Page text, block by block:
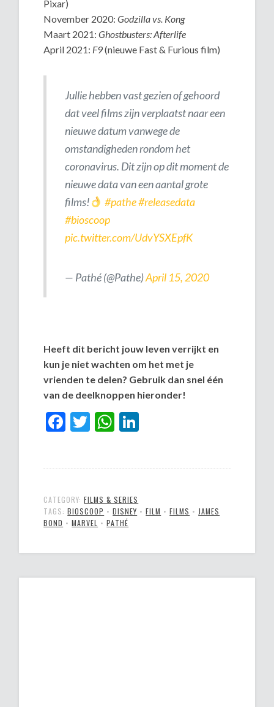
Pixar)
November 2020:Godzilla vs. Kong
Maart 2021:Ghostbusters: Afterlife
April 2021: F9(nieuwe Fast & Furious film)
Jullie hebben vast gezien of gehoord
dat veel films zijn verplaatst naar een
nieuwe datum vanwege de
omstandigheden rondom het
coronavirus. Dit zijn op dit moment de
nieuwe data van een aantal grote
films!
#pathe#releasedata
#bioscoop
pic.twitter.com/UdvYSXEpfK
— Pathé (@Pathe)April 15, 2020
Heeft dit bericht jouw leven verrijkt en
kun je niet wachten om het met je
vrienden te delen? Gebruik dan snel één
van de deelknoppen hieronder!
Facebook
TwitterWhatsApp
CATEGORY:FILMS & SERIES
TAGS:BIOSCOOP •DISNEY •FILM •FILMS • JAMES
BOND •MARVEL •PATHÉ